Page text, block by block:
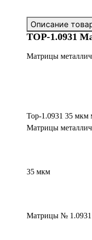
Описание
ТОР-1.0931
Матрицы
Тор-1.0931 35 мкм
Матрицы
35 мкм
Матрицы № 1.0931